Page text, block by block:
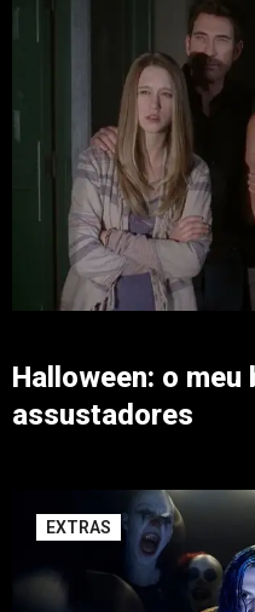
Halloween: o
assustadores
EXTRAS